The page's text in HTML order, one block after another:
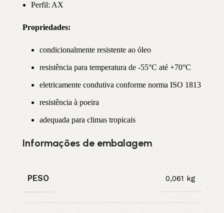
Perfil: AX
Propriedades:
condicionalmente resistente ao óleo
resistência para temperatura de -55°C até +70°C
eletricamente condutiva conforme norma ISO 1813
resistência à poeira
adequada para climas tropicais
Informações de embalagem
PESO 0,061 kg